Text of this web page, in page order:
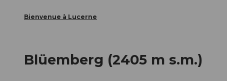
Bienvenue à Lucerne
Blüemberg (2405 m s.m.)